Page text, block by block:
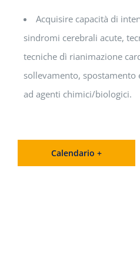
Acquisire capacità di
sindromi cerebrali acute,
tecniche dì rianimazione
sollevamento,
ad agenti chimici/biologici.
Calendario +